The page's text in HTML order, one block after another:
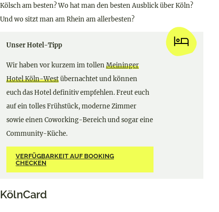
Kölsch am besten? Wo hat man den besten Ausblick über Köln?
Und wo sitzt man am Rhein am allerbesten?
Unser Hotel-Tipp
Wir haben vor kurzem im tollen Meininger
Hotel Köln-Westübernachtet und können
euch das Hotel definitiv empfehlen. Freut euch
auf ein tolles Frühstück, moderne Zimmer
sowie einen Coworking-Bereich und sogar eine
Community-Küche.
VERFÜGBARKEIT AUF BOOKING
CHECKEN
KölnCard